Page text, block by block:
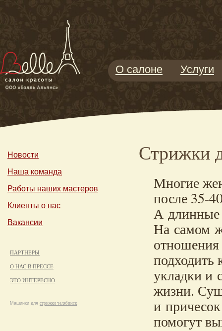
О салоне Услуги
Новости
Наша команда
Работы наших мастеров
Клиенты о нас
Вакансии
ПАРТНЕРЫ
О НАС В ПРЕССЕ
ЭТО ИНТЕРЕСНО
Машинки для стрижки челябинск
Стрижки
Многие
после 35-
А
На самом
подходить
укладки и
жизни.
и
помогут